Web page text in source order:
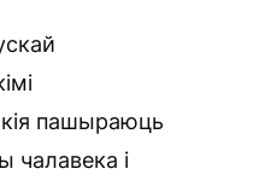
пашыраюць
чалавека і